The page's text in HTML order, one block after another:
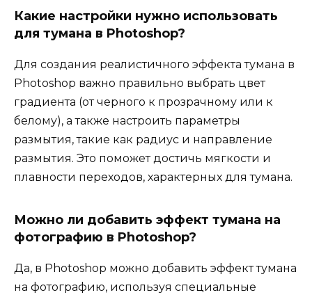
Какие настройки нужно использовать
для тумана в Photoshop?
Для создания реалистичного эффекта тумана в
Photoshop важно правильно выбрать цвет
градиента (от черного к прозрачному или к
белому), а также настроить параметры
размытия, такие как радиус и направление
размытия. Это поможет достичь мягкости и
плавности переходов, характерных для тумана.
Можно ли добавить эффект тумана на
фотографию в Photoshop?
Да, в Photoshop можно добавить эффект тумана
на фотографию, используя специальные